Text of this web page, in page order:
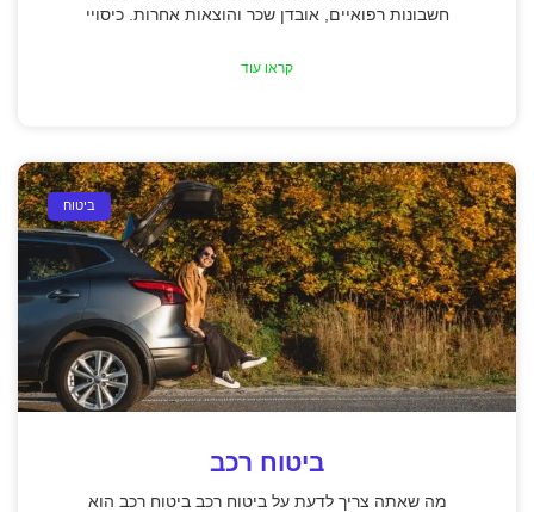
חשבונות רפואיים, אובדן שכר והוצאות אחרות. כיסויי
קראו עוד
ביטוח
ביטוח רכב
מה שאתה צריך לדעת על ביטוח רכב ביטוח רכב הוא